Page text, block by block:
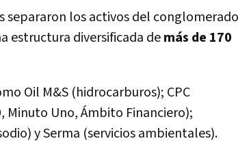
separaron los activos del conglomerado
estructura diversificada demás de 170
Oil M&S (hidrocarburos); CPC
Minuto Uno, Ámbito Financiero);
y Serma (servicios ambientales).